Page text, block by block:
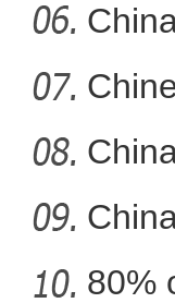
mech
in
fli
co
80%